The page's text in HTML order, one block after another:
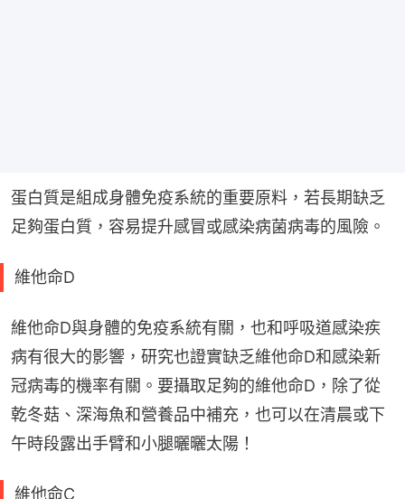
蛋白質是組成身體免疫系統的重要原料，若長期缺乏
足夠蛋白質，容易提升感冒或感染病菌病毒的風險。
維他命D
維他命D與身體的免疫系統有關，也和呼吸道感染疾
病有很大的影響，研究也證實缺乏維他命D和感染新
冠病毒的機率有關。要攝取足夠的維他命D，除了從
乾冬菇、深海魚和營養品中補充，也可以在清晨或下
午時段露出手臂和小腿曬曬太陽！
維他命C